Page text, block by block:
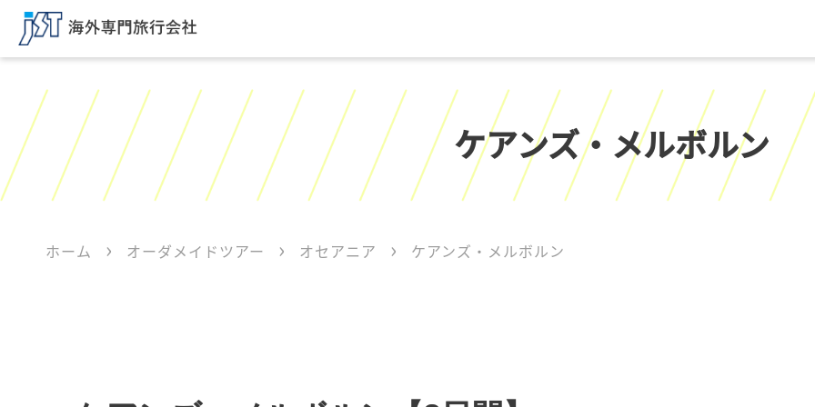
ケアンズ・メルボルン
ホーム オーダメイドツアー オセアニア ケアンズ・メルボルン